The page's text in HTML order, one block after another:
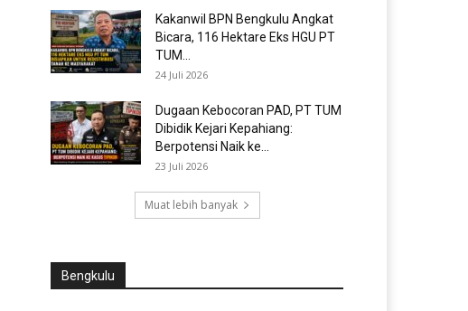
Kakanwil BPN Bengkulu Angkat
Bicara, 116 Hektare Eks HGU PT
TUM...
24 Juli 2026
Dugaan Kebocoran PAD, PT TUM
Dibidik Kejari Kepahiang:
Berpotensi Naik ke...
23 Juli 2026
Muat lebih banyak
Bengkulu